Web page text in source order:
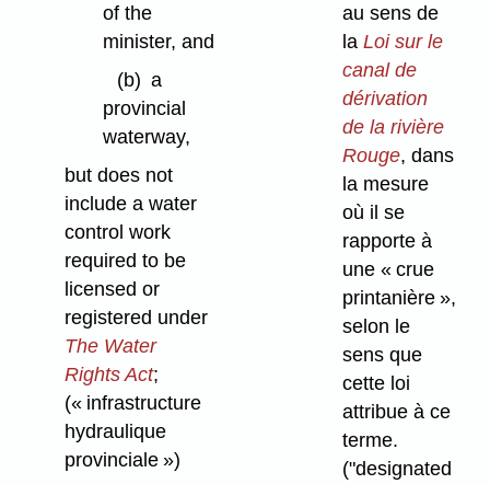
of the
minister, and
(b) a
provincial
waterway,
but does not
include a water
control work
required to be
licensed or
registered under
The Water
Rights Act;
(« infrastructure
hydraulique
provinciale »)
au sens de
la Loi sur le
canal de
dérivation
de la rivière
Rouge, dans
la mesure
où il se
rapporte à
une « crue
printanière »,
selon le
sens que
cette loi
attribue à ce
terme.
("designated